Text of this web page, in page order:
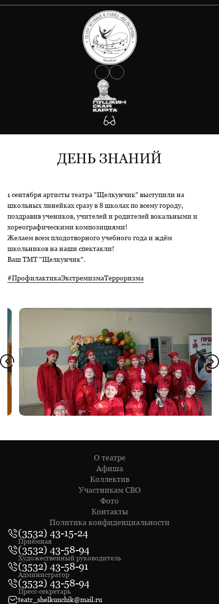
О ТЕАТРЕ
Документы
Сведения об учредителе
Государственное задание
Антикоррупция
Противодействие Covid-19
Антитеррористическая защищенность
Будьте внимательны!
Участникам СВО
АФИША
КОЛЛЕКТИВ
УЧАСТНИКАМ СВО
ФОТО
КОНТАКТЫ
ДЕНЬ ЗНАНИЙ
1 сентября артисты театра "Щелкунчик" выступили на
школьных линейках сразу в 8 школах по всему городу,
поздравив учеников, учителей и родителей вокальными и
хореографическими композициями!
Желаем всем плодотворного учебного года и ждём
школьников на наши спектакли!
Ваш ТМТ "Щелкунчик".
#ПрофилактикаЭкстремизмаТерроризма
О театре
Афиша
Коллектив
Участникам СВО
Фото
Контакты
Политика конфиденциальности
(3532) 43-15-24
Приёмная
(3532) 43-58-94
Художественный руководитель
(3532) 43-58-91
Администратор
(3532) 43-58-94
Пресс-секретарь
teatr_shelkunchik@mail.ru